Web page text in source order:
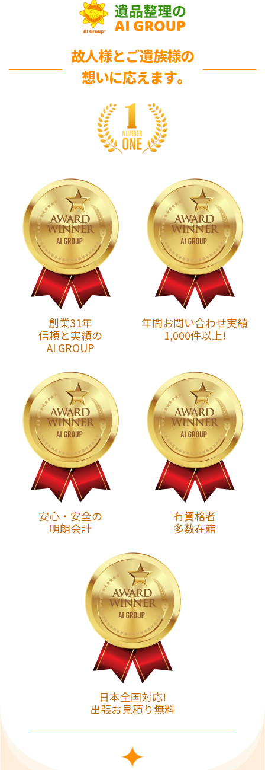
故人様とご遺族様の
想いに応えます｡
創業31年
信頼と実績の
AI GROUP
年間お問い合わせ実績
1,000件以上!
安心・安全の
明朗会計
有資格者
多数在籍
日本全国対応!
出張お見積り無料